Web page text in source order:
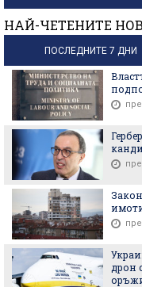
НАЙ-ЧЕТЕНИТЕ
ПОСЛЕДНИТЕ 7 ДНИ
дрон